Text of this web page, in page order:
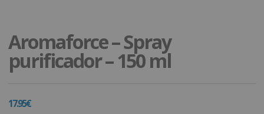
Aromaforce – Spray
purificador – 150 ml
17.95€